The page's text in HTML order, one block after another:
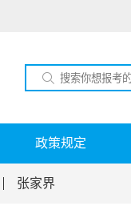
政策规定
张家界